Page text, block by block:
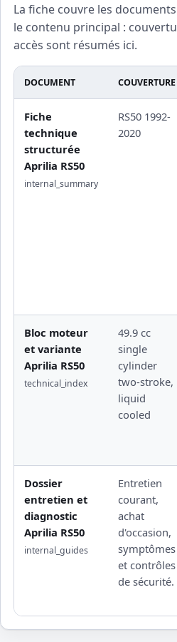
La fiche couvre les
le contenu principal :
accès sont résumés ici.
DOCUMENT COUVERTURE
Fiche
technique
structurée
Aprilia RS50
internal_summary
RS50 1992-
2020
Bloc moteur
et variante
Aprilia RS50
technical_index
49.9 cc
single
cylinder
two-stroke,
liquid
cooled
Dossier
entretien et
diagnostic
Aprilia RS50
internal_guides
Entretien
courant,
achat
d'occasion,
symptômes
et contrôles
de sécurité.